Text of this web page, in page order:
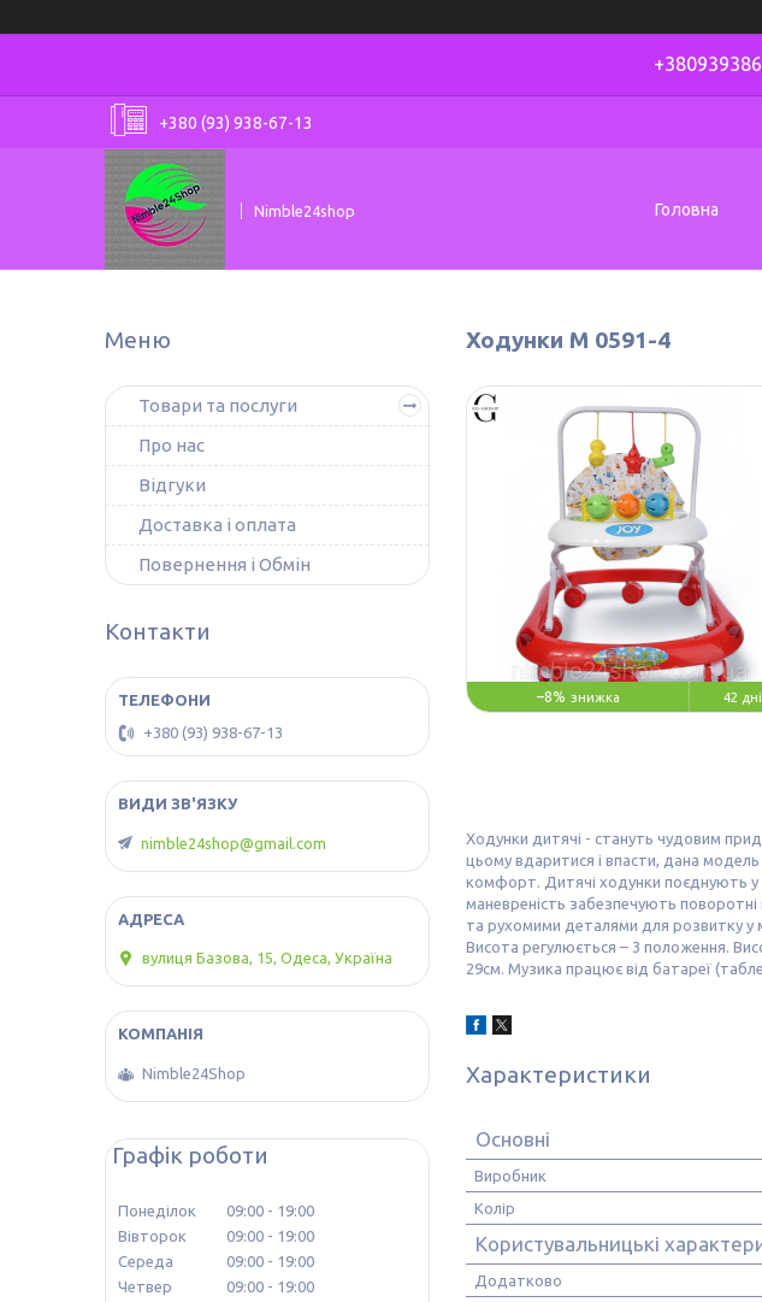
+380 (93) 938-67-13
Nimble24shop Головна
Ходунки M 0591-4
–8% 42 дні
Ходунки дитячі - стануть чудовим
цьому вдаритися і впасти, дана
комфорт. Дитячі ходунки поєднують у
маневреність забезпечують
та рухомими деталями для розвитку у
Висота регулюється – 3 положення.
29см. Музика працює від батареї
Характеристики
Основні
Виробник
Колір
Користувальницькі
Додатково
Товари та послуги
Про нас
Відгуки
Доставка і оплата
Повернення і Обмін
Контакти
+380 (93) 938-67-13
nimble24shop@gmail.com
вулиця Базова, 15, Одеса, Україна
Nimble24Shop
Графік роботи
Понеділок 09:00
19:00
Вівторок
09:00
19:00
Середа
09:00
19:00
Четвер
09:00
19:00